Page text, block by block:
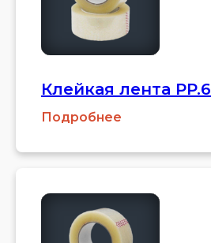
Клейкая лента PP.6
Подробнее